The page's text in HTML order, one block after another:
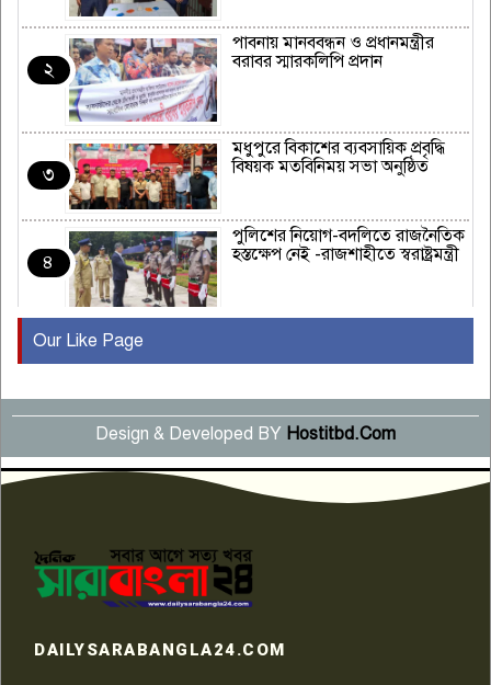
২
পাবনায় মানববন্ধন ও প্রধানমন্ত্রীর
বরাবর স্মারকলিপি প্রদান
৩
মধুপুরে বিকাশের ব্যবসায়িক প্রবৃদ্ধি
বিষয়ক মতবিনিময় সভা অনুষ্ঠিত
৪
পুলিশের নিয়োগ-বদলিতে রাজনৈতিক
হস্তক্ষেপ নেই -রাজশাহীতে স্বরাষ্ট্রমন্ত্রী
৫
বছর পূর্তি উদযাপন
৬
সংবাদ সম্মেলনে অভিযোগ অস্বীকার
উদ্দেশ্য প্রণোদিত সংবাদ প্রকাশের
প্রতিবাদ নাজির হাসানের
৭
কেটে ঘরে ঢুকে স্কুল শিক্ষিকাকে হত্যা
টয়লেটের ট্যাংকি থেকে লাশ উদ্ধার
রাজশাহীতে সন্ত্রাসী হামলায় গুরুতর
Our Like Page
Design & Developed BY Hostitbd.Com
DAILYSARABANGLA24.COM